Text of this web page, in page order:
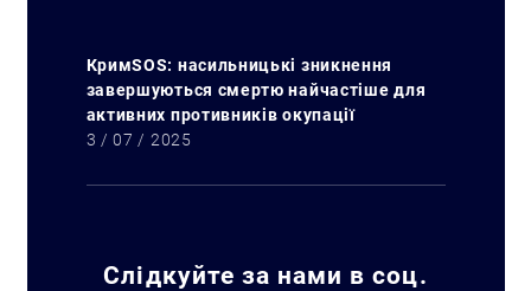
КримSOS: насильницькі зникнення
завершуються смертю найчастіше для
активних противників окупації
3 / 07 / 2025
Слідкуйте за нами в соц.